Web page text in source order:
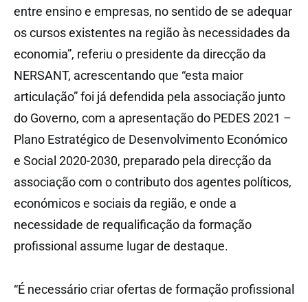
entre ensino e empresas, no sentido de se adequar
os cursos existentes na região às necessidades da
economia”, referiu o presidente da direcção da
NERSANT, acrescentando que “esta maior
articulação” foi já defendida pela associação junto
do Governo, com a apresentação do PEDES 2021 –
Plano Estratégico de Desenvolvimento Económico
e Social 2020-2030, preparado pela direcção da
associação com o contributo dos agentes políticos,
económicos e sociais da região, e onde a
necessidade de requalificação da formação
profissional assume lugar de destaque.
“É necessário criar ofertas de formação profissional